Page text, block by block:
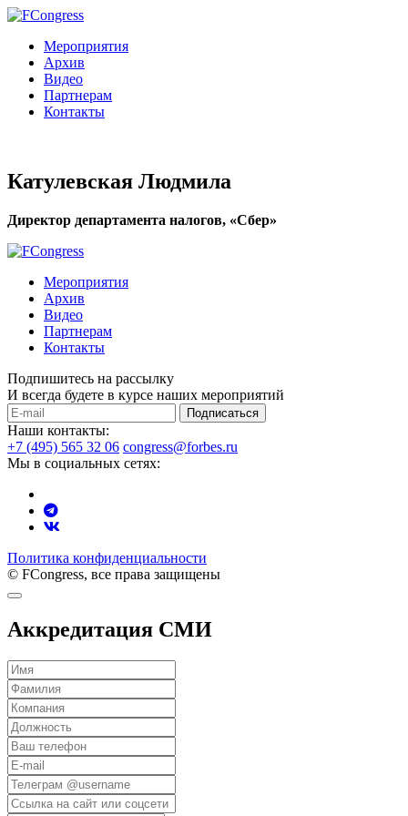
Мероприятия
Архив
Видео
Партнерам
Контакты
Катулевская Людмила
Директор департамента налогов, «Сбер»
Мероприятия
Архив
Видео
Партнерам
Контакты
Подпишитесь на рассылку
И всегда будете в курсе наших мероприятий
Подписаться
Наши контакты:
+7 (495) 565 32 06 congress@forbes.ru
Мы в социальных сетях:
Политика конфиденциальности
© FCongress, все права защищены
Аккредитация СМИ